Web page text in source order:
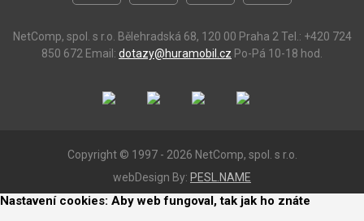
NetComp, spol. s r.o. Bělehradská 68, 120 00 Praha 2 Tel.: +420 724
850 672 Email: dotazy@huramobil.cz Po-Pá 10-18 hod.
Copyright © 1997 - 2026 NetComp, spol. s r.o.
webDesign By: PESL.NAME
Nastavení cookies: Aby web fungoval, tak jak ho znáte